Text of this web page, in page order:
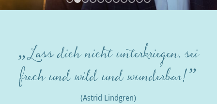
1 2 3 4 5 7
„Lass dich nicht unterkriegen, sei
frech und wild und wunderbar!”
(Astrid Lindgren)